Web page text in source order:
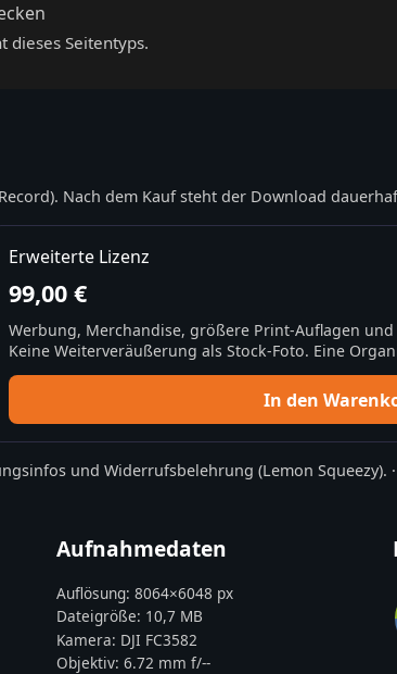
dieses Seitentyps.
Nach dem Kauf steht der Download
Erweiterte Lizenz
99,00 €
Werbung, Merchandise, größere Print-Auflagen
Keine Weiterveräußerung als Stock-Foto. Eine
In den
und Widerrufsbelehrung (Lemon Squeezy). ·
Aufnahmedaten
Auflösung:8064×6048 px
Dateigröße: 10,7 MB
Kamera: DJI FC3582
Objektiv:6.72 mm f/--